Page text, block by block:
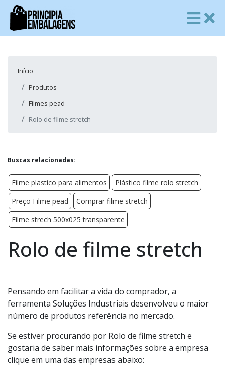
Início
Produtos
Filmes pead
Rolo de filme stretch
Buscas relacionadas:
Filme plastico para alimentos
Plástico filme rolo stretch
Preço Filme pead
Comprar filme stretch
Filme strech 500x025 transparente
Rolo de filme stretch
Pensando em facilitar a vida do comprador, a
ferramenta Soluções Industriais desenvolveu o maior
número de produtos referência no mercado.
Se estiver procurando por Rolo de filme stretch e
gostaria de saber mais informações sobre a empresa
clique em uma das empresas abaixo: